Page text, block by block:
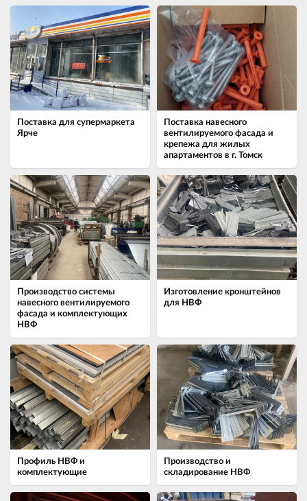
Поставка для супермаркета
Ярче
Поставка навесного
вентилируемого фасада и
крепежа для жилых
апартаментов в г. Томск
Производство системы
навесного вентилируемого
фасада и комплектующих
НВФ
Изготовление кронштейнов
для НВФ
Профиль НВФ и
комплектующие
Производство и
складирование НВФ